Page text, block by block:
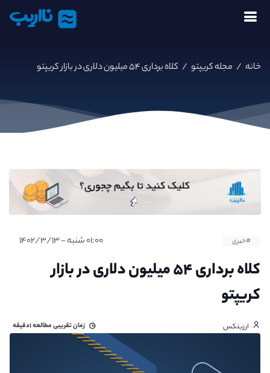
نااریب
خانه / مجله کریپتو / کلاه برداری ۵۴ میلیون دلاری در بازار کریپتو
#خبری ۰۱:۰۰ شنبه - ۱۴۰۲/۳/۱۳
کلاه برداری ۵۴ میلیون دلاری در بازار
کریپتو
ارزینکس زمان تقریبی مطالعه۱دقیقه